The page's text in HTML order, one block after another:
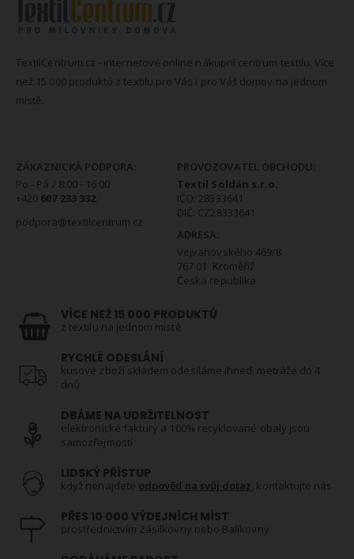
TextilCentrum.cz - internetové online nákupní centrum textilu. Více
než 15 000 produktů z textilu pro Vás i pro Váš domov na jednom
místě.
ZÁKAZNICKÁ PODPORA:
Po - Pá / 8:00 - 16:00
+420 607 233 332
podpora@textilcentrum.cz
PROVOZOVATEL OBCHODU:
Textil Soldán s.r.o.
IČO: 28333641
DIČ: CZ28333641
ADRESA:
Vejvanovského 469/8
767 01 Kroměříž
Česká republika
VÍCE NEŽ 15 000 PRODUKTŮ
z textilu na jednom místě
RYCHLÉ ODESLÁNÍ
kusové zboží skladem odesíláme ihned, metráže do 4
dnů
DBÁME NA UDRŽITELNOST
elektronické faktury a 100% recyklované obaly jsou
samozřejmostí
LIDSKÝ PŘÍSTUP
když nenajdete odpověď na svůj dotaz, kontaktujte nás
PŘES 10 000 VÝDEJNÍCH MÍST
prostřednictvím Zásilkovny nebo Balíkovny